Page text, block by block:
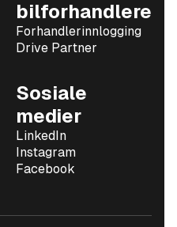
bilforhandlere
Forhandlerinnlogging
Drive Partner
Sosiale
medier
LinkedIn
Instagram
Facebook